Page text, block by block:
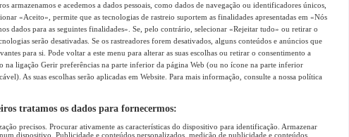
armazenamos e acedemos a dados pessoais, como dados de navegação ou identificadores únicos,
«Aceito», permite que as tecnologias de rastreio suportem as finalidades apresentadas em «Nós
dados para as seguintes finalidades». Se, pelo contrário, selecionar «Rejeitar tudo» ou retirar o
serão desativadas. Se os rastreadores forem desativados, alguns conteúdos e anúncios que
para si. Pode voltar a este menu para alterar as suas escolhas ou retirar o consentimento a
na ligação Gerir preferências na parte inferior da página Web (ou no ícone na parte inferior
As suas escolhas serão aplicadas em Website. Para mais informação, consulte a nossa política
tratamos os dados para fornecermos:
precisos. Procurar ativamente as características do dispositivo para identificação. Armazenar
dispositivo. Publicidade e conteúdos personalizados, medição de publicidade e conteúdos,